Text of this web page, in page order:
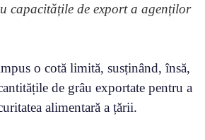
capacitățile de export a agenților
o cotă limită, susținând, însă,
de grâu exportate pentru a
alimentară a țării.